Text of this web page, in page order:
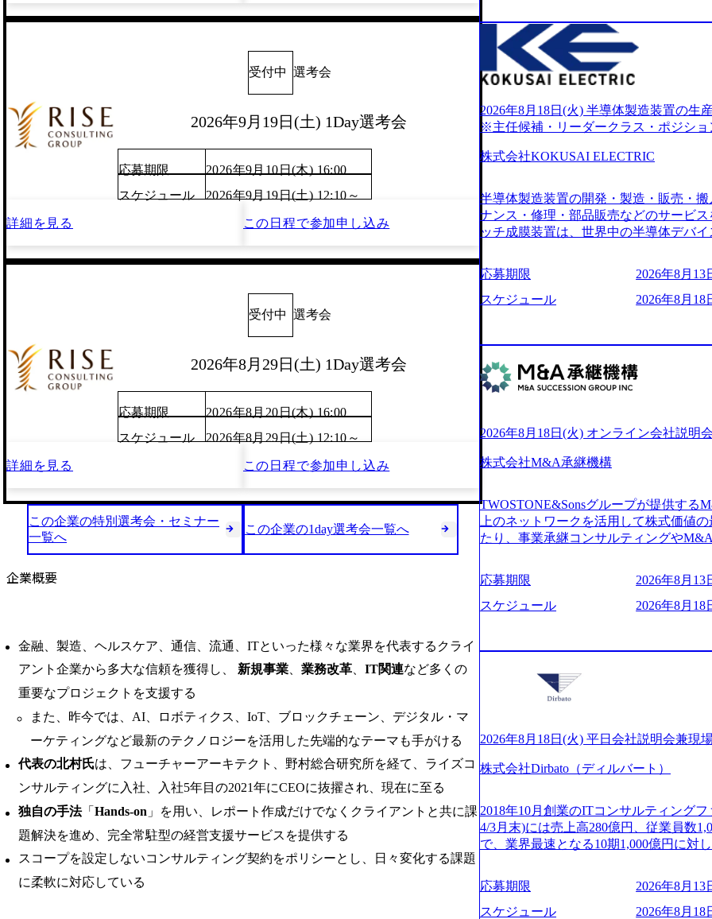
受付中 選考会
2026年9月19日(土) 1Day選考会
応募期限
2026年9月10日(木) 16:00
スケジュール
2026年9月19日(土) 12:10～
詳細を見る この日程で参加申し込み
受付中 選考会
2026年8月29日(土) 1Day選考会
応募期限
2026年8月20日(木) 16:00
スケジュール
2026年8月29日(土) 12:10～
詳細を見る この日程で参加申し込み
この企業の特別選考会・セミナー
一覧へ
この企業の1day選考会一覧へ
企業概要
金融、製造、ヘルスケア、通信、流通、ITといった様々な業界を代表するクライ
アント企業から多大な信頼を獲得し、 新規事業 業務改革 IT関連など多くの
重要なプロジェクトを支援する
また、昨今では、AI、ロボティクス、IoT、ブロックチェーン、デジタル・マ
ーケティングなど最新のテクノロジーを活用した先端的なテーマも手がける
代表の北村氏は、フューチャーアーキテクト、野村総合研究所を経て、ライズコ
ンサルティングに入社、入社5年目の2021年にCEOに抜擢され、現在に至る
独自の手法「 Hands-on 」を用い、レポート作成だけでなくクライアントと共に課
題解決を進め、完全常駐型の経営支援サービスを提供する
スコープを設定しないコンサルティング契約をポリシーとし、日々変化する課題
に柔軟に対応している
供するのが特徴（いわゆる総合コンサ
リアにSpir（槍）を指して切り開く
ス）していく”という位置づけ 一昔前
現在金融の売上割合は全体の3割。現
通信、エンタメ、教育、保健など幅広
サイン。 そのため、専門性を身に着け
キャリア形成が柔軟に可能な環境である
6007_1200x554.webp https://
04_ba6aaa1a-9ffc-4f2a-9b40-
r-vision-production.appspot.com/public/
e-97182898115f_960x510.webp シンプレ
行う「一気通貫体制」が特長 ビジネス
Xspearと、最先端テクノロジーに深い
あり、システム開発を担当することはな
oduction.appspot.com/public/images/
16a2_1153x543.webp メンバー情報
山 昇吾氏: ベイカレントにてIT戦略立案
業戦略、成長戦略、PMI推進、業務改
威人氏：BCG出身。金融業界における
強みを持ち、メディア・エンタメ業界
立案を得意とする。 - 藏満 一馬氏：ア
ビューページ (https://www.xspear.co.jp/
り──コンサル業界の風雲児に聞く。“こ
usinessinsider.jp/article/20250205-simplex-
港区の行政手続き100%デジタル化を支援
ューションを裁量をもって経験できる
サルファーム経験者】 ・専門領域に軸
実力主義でプロモーションできる（ダ
ｍｔｇでこまめに社員のキャリアにつ
ャリアを反映できるｐｊにアサインし
ジーに強い部隊がいるため、エンジニ
裁量や得意領域に合わせた売り上げの
名超、売上今期18億円⇒来期30億円（い
ームである また、成長中ファームのた
r/taketo_kajita/)） 多様なメンバー、多
く、新たなチャレンジが可能 100名規模
グファームや総合系コンサルティング
ロジェクトワークが可能 総合コンサル
ライアントに対して様々なプロジェク
いテーマのチャレンジ機会を提供して
2026年8月18日(火) 半導体製造装置の生
※主任候補・リーダークラス・ポジショ
株式会社KOKUSAI ELECTRIC
半導体製造装置の開発・製造・販売・
ナンス・修理・部品販売などのサービ
ッチ成膜装置は、世界中の半導体デバ
決に貢献することを目指している
未来につなぐベストパートナー Value:私
AIの加速等により半導体需要は世界中
blic/images/20260224131045_0fee4978-
ttps://storage.googleapis.com/our-vision-
1052_2abe7cb8-329e-4a45-a8f5-
com/our-vision-production.appspot.com/
66-aea4-924f21977d35_1200x460.webp
n.appspot.com/public/images/
のポイントを掴み実践に強くなるため
現場を含む全部門でフレックスタイム
バランスを図りながら効率的に働くこ
2日制 2025年度の年間休日は125日（
年間24日（4月1日入社の場合）で、入
で定める勤続年数ごとに、連続5日のリ
子の看護、介護などの制度】 育児休暇
での子を育てるすべての従業員 1日2時
繰り下げが可能 子の看護休暇： 子1人
能 【独身寮、住宅手当制度など】 独
の2つの寮があり、以下の入居基準を満
宅手当： 本社の近くには独身寮や社宅
女性には住宅手当を支給します。 住宅
費用は、会社が負担します。 2026年8月
6:00 応募をご検討されている方を対象
・【富山】半導体製造装置の生産エン
候補・リーダークラス ・【砺波】半導
しは不要です。ご質問頂く際のみ、顔
応募期限
2026年8月13
スケジュール
2026年8月18
2026年8月18日(火) オンライン会社説明会
株式会社M&A承継機構
TWOSTONE&Sonsグループが提供する
上のネットワークを活用して株式価値
たり、事業承継コンサルティングや
用し、M&A以外の選択肢も尊重する姿
ームの構築や事業承継支援も行う
ディングカンパニーであり、領域にこ
験豊富なアドバイザーと共に働くこと
知識を獲得し、キャリアを発展させる
る人は課長職となり、平均3000万～
ンティブ＋チームインセンティブ 課長
ェアおよび丁寧なOJTを欠かさずにチー
経験歓迎！／ M&A承継機構のビジョン
どんな仕事か知りたい 転職を考えたば
の方はもちろん、情報収集をしたい方
当日は、質疑応答のお時間もご用意し
ことを楽しみにしております。 説明会
オンライン(Google meets)
応募期限
2026年8月13
スケジュール
2026年8月18
2026年8月18日(火) 平日会社説明会兼現
株式会社Dirbato（ディルバート）
2018年10月創業のITコンサルティング
4/3月末)には売上高280億円、従業員数
で、業界最速となる10期1,000億円に対
ンクインしている。 主力事業はITコン
に、IT戦略策定等の上流工程から実装・
他方、インキュベーション事業を手掛
応募期限
2026年8月13
スケジュール
2026年8月18